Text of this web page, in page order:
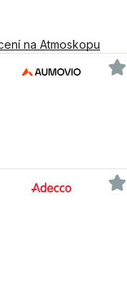
na Atmoskopu